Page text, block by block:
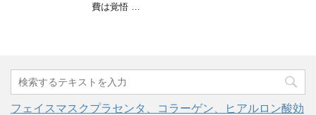
費は覚悟 …
フェイスマスクプラセンタ、コラーゲン、ヒアルロン酸効